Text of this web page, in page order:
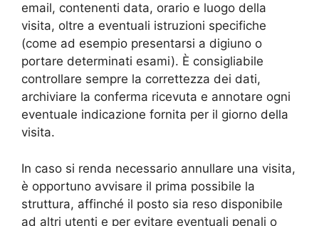
email, contenenti data, orario e luogo della
visita, oltre a eventuali istruzioni specifiche
(come ad esempio presentarsi a digiuno o
portare determinati esami). È consigliabile
controllare sempre la correttezza dei dati,
archiviare la conferma ricevuta e annotare ogni
eventuale indicazione fornita per il giorno della
visita.
In caso si renda necessario annullare una visita,
è opportuno avvisare il prima possibile la
struttura, affinché il posto sia reso disponibile
ad altri utenti e per evitare eventuali penali o